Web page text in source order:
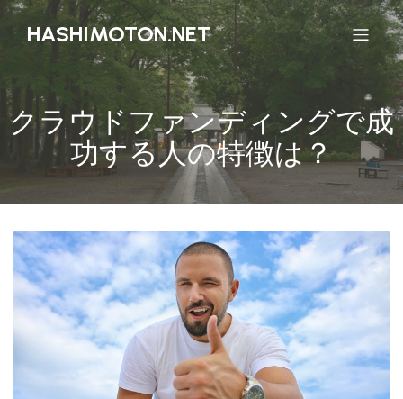
HASHIMOTON.NET
クラウドファンディングで成
功する人の特徴は？